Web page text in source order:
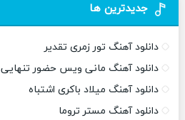
جدیدترین ها
دانلود آهنگ تور زمری تقدیر
دانلود آهنگ مانی ویس حضور تنهایی
دانلود آهنگ میلاد باکری اشتباه
دانلود آهنگ مستر تروما